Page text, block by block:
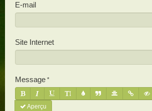
E-mail
Site Internet
Message
Aperçu